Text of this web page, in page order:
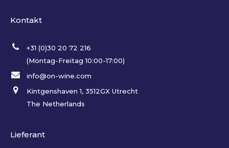
Kontakt
+31 (0)30 20 72 216
(Montag-Freitag 10:00-17:00)
info@on-wine.com
Kintgenshaven 1, 3512GX Utrecht
The Netherlands
Lieferant